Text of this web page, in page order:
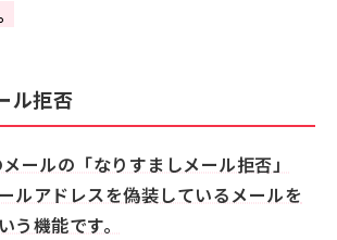
ル拒否
ールの「なりすましメール拒否」
ルアドレスを偽装しているメールを
う機能です。